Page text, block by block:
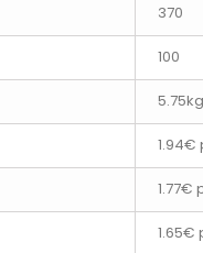
370
100
5.75kg
1.94€
1.77€
1.65€